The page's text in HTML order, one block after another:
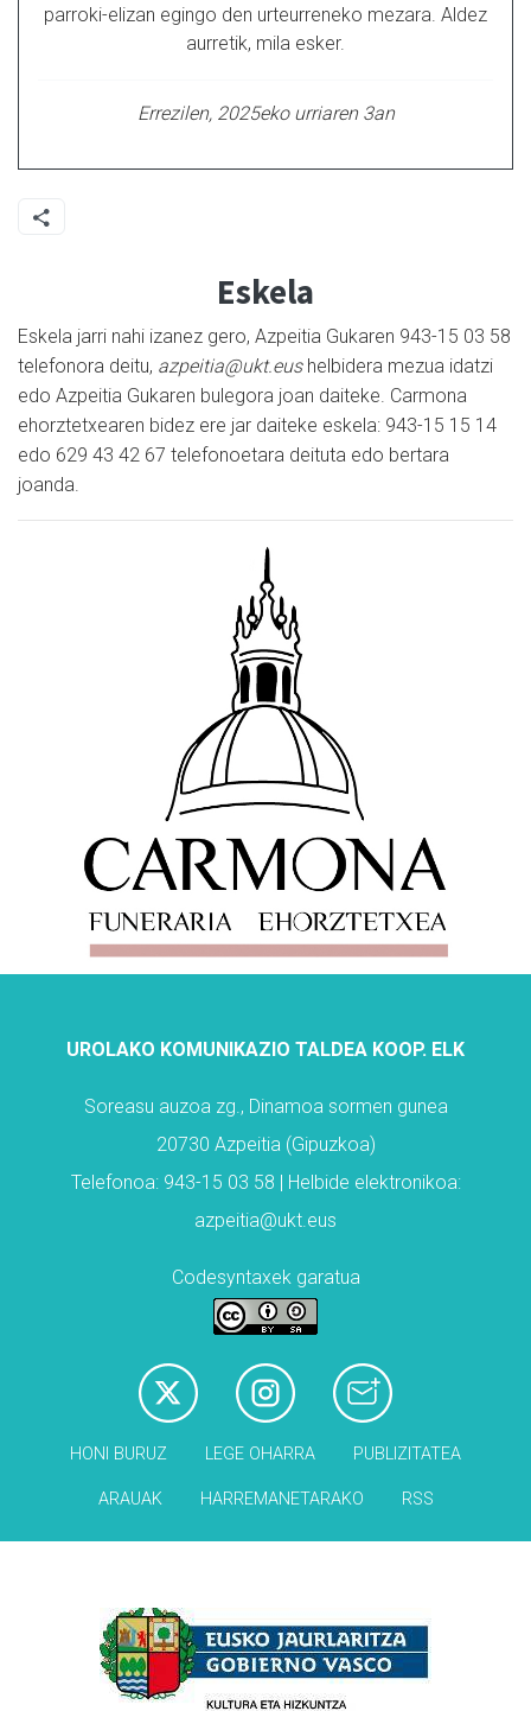
parroki-elizan egingo den urteurreneko mezara. Aldez
aurretik, mila esker.
Errezilen, 2025eko urriaren 3an
Eskela
Eskela jarri nahi izanez gero, Azpeitia Gukaren 943-15 03 58
telefonora deitu, azpeitia@ukt.eushelbidera mezua idatzi
edo Azpeitia Gukaren bulegora joan daiteke. Carmona
ehorztetxearen bidez ere jar daiteke eskela: 943-15 15 14
edo 629 43 42 67 telefonoetara deituta edo bertara
joanda.
UROLAKO KOMUNIKAZIO TALDEA KOOP. ELK
Soreasu auzoa zg., Dinamoa sormen gunea
20730 Azpeitia (Gipuzkoa)
Telefonoa: 943-15 03 58 | Helbide elektronikoa:
azpeitia@ukt.eus
Codesyntaxek garatua
HONI BURUZ LEGE OHARRA PUBLIZITATEA
ARAUAK HARREMANETARAKO RSS